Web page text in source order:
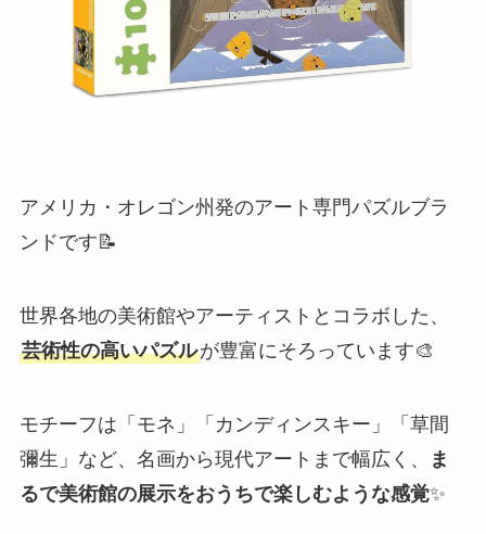
アメリカ・オレゴン州発のアート専門パズルブラ
ンドです📝
世界各地の美術館やアーティストとコラボした、
芸術性の高いパズルが豊富にそろっています🎨
モチーフは「モネ」「カンディンスキー」「草間
彌生」など、名画から現代アートまで幅広く、
ま
るで美術館の展示をおうちで楽しむような感覚✨